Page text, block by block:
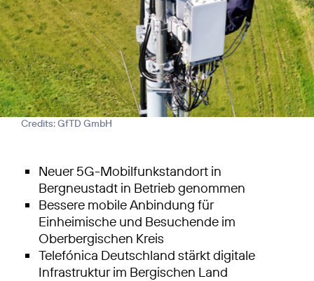
Credits: GfTD GmbH
Neuer 5G-Mobilfunkstandort in
Bergneustadt in Betrieb genommen
Bessere mobile Anbindung für
Einheimische und Besuchende im
Oberbergischen Kreis
Telefónica Deutschland stärkt digitale
Infrastruktur im Bergischen Land